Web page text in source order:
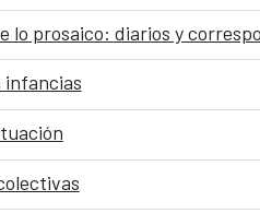
lo prosaico: diarios y
infancias